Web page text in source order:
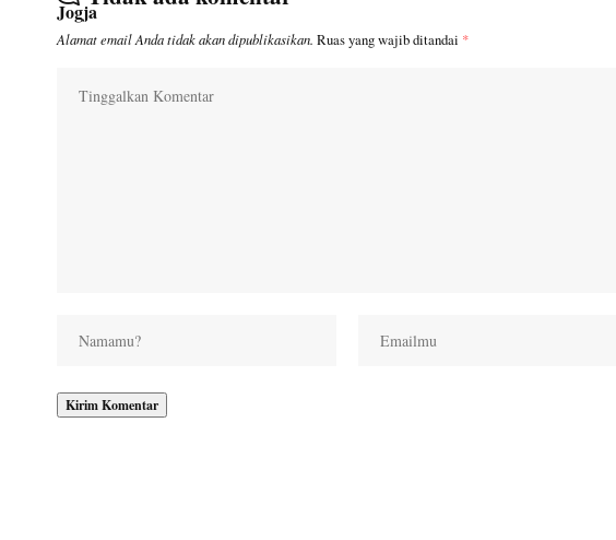
Alamat email Anda tidak akan dipublikasikan. Ruas yang wajib ditandai *